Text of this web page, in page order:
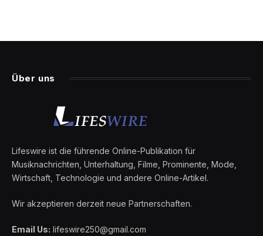
Über uns
Lifeswire ist die führende Online-Publikation für
Musiknachrichten, Unterhaltung, Filme, Prominente, Mode,
Wirtschaft, Technologie und andere Online-Artikel.
Wir akzeptieren derzeit neue Partnerschaften.
Email Us: lifeswire250@gmail.com